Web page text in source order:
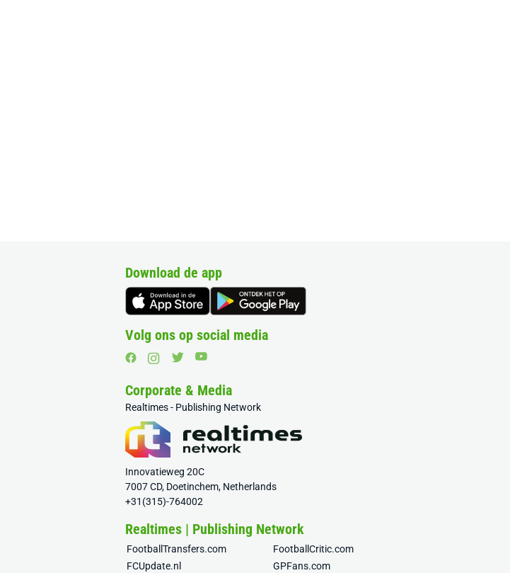
Download de app
Volg ons op social media
Corporate & Media
Realtimes - Publishing Network
Innovatieweg 20C
7007 CD, Doetinchem, Netherlands
+31(315)-764002
Realtimes | Publishing Network
FootballTransfers.com
FootballCritic.com
FCUpdate.nl
GPFans.com